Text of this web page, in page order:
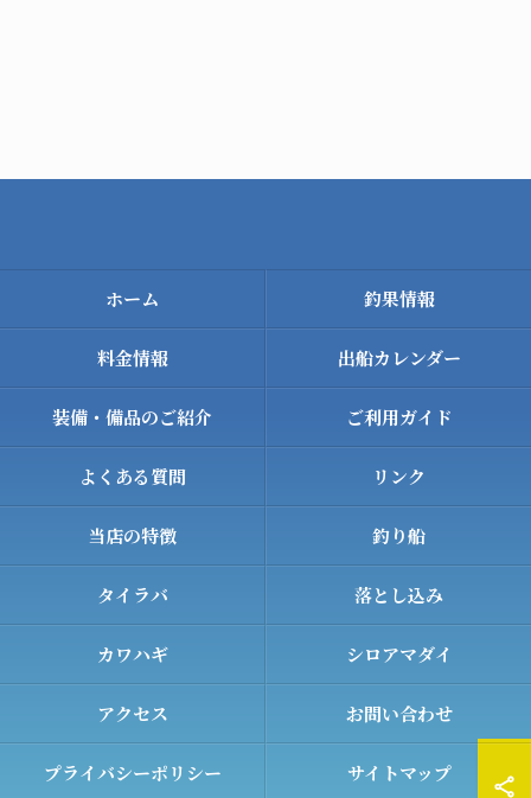
ホーム 釣果情報
料金情報 出船カレンダー
装備・備品のご紹介 ご利用ガイド
よくある質問 リンク
当店の特徴 釣り船
タイラバ 落とし込み
カワハギ シロアマダイ
アクセス お問い合わせ
プライバシーポリシー サイトマップ